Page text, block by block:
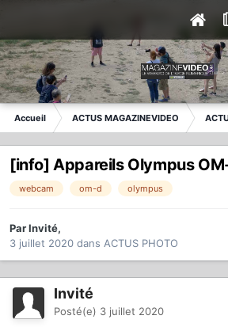
Accueil ACTUS MAGAZINEVIDEO
[info] Appareils Olympus
webcam om-d olympus
ParInvité,
3 juillet 2020 dans ACTUS PHOTO
Invité
Posté(e) 3 juillet 2020